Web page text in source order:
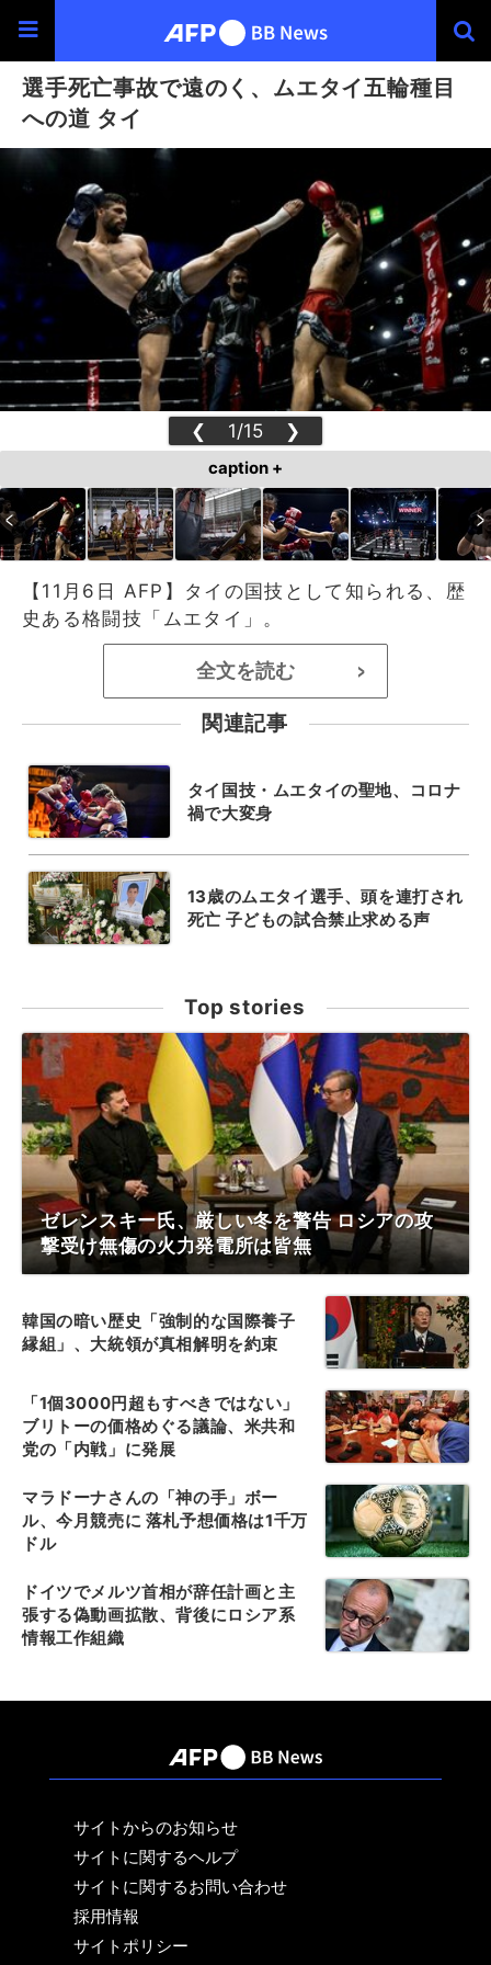
選手死亡事故で遠のく、ムエタイ五輪種目
への道 タイ
❮ 1/15 ❯
caption +
【11月6日 AFP】タイの国技として知られる、歴
史ある格闘技「ムエタイ」。
全文を読む >
関連記事
タイ国技・ムエタイの聖地、コロナ
禍で大変身
13歳のムエタイ選手、頭を連打され
死亡 子どもの試合禁止求める声
Top stories
ゼレンスキー氏、厳しい冬を警告 ロシアの攻
撃受け無傷の火力発電所は皆無
韓国の暗い歴史「強制的な国際養子
縁組」、大統領が真相解明を約束
「1個3000円超もすべきではない」
ブリトーの価格めぐる議論、米共和
党の「内戦」に発展
マラドーナさんの「神の手」ボー
ル、今月競売に 落札予想価格は1千万
ドル
ドイツでメルツ首相が辞任計画と主
張する偽動画拡散、背後にロシア系
情報工作組織
サイトからのお知らせ
サイトに関するヘルプ
サイトに関するお問い合わせ
採用情報
サイトポリシー